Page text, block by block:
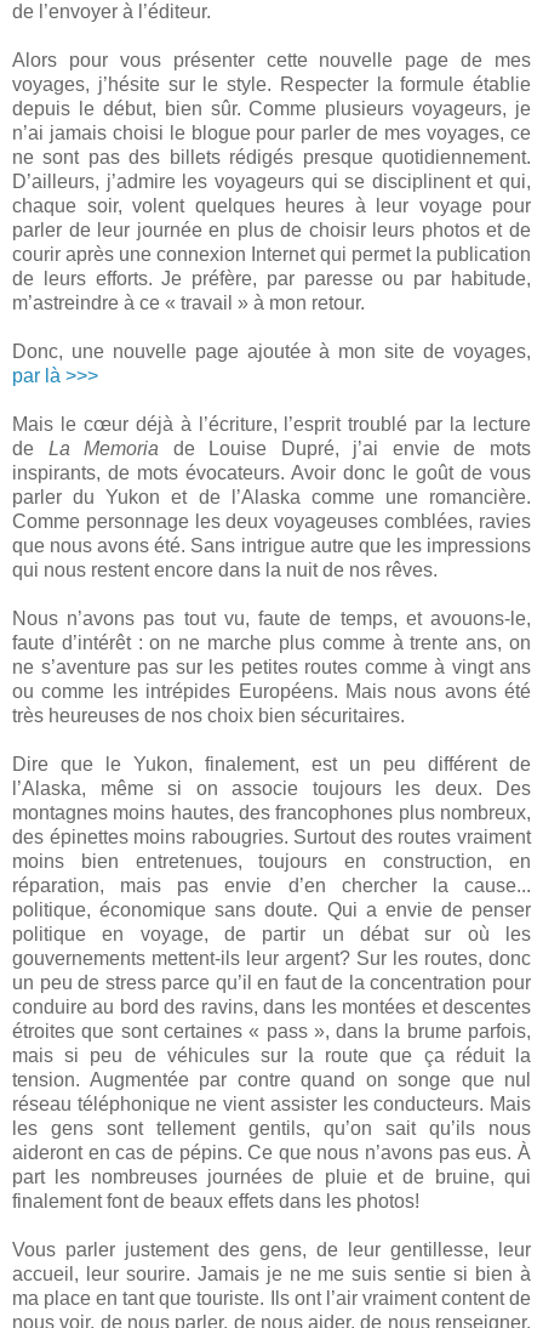
de l’envoyer à l’éditeur.
Alors pour vous présenter cette nouvelle page de mes
voyages, j’hésite sur le style. Respecter la formule établie
depuis le début, bien sûr. Comme plusieurs voyageurs, je
n’ai jamais choisi le blogue pour parler de mes voyages, ce
ne sont pas des billets rédigés presque quotidiennement.
D’ailleurs, j’admire les voyageurs qui se disciplinent et qui,
chaque soir, volent quelques heures à leur voyage pour
parler de leur journée en plus de choisir leurs photos et de
courir après une connexion Internet qui permet la publication
de leurs efforts. Je préfère, par paresse ou par habitude,
m’astreindre à ce « travail » à mon retour.
Donc, une nouvelle page ajoutée à mon site de voyages,
par là >>>
Mais le cœur déjà à l’écriture, l’esprit troublé par la lecture
de La Memoria de Louise Dupré, j’ai envie de mots
inspirants, de mots évocateurs. Avoir donc le goût de vous
parler du Yukon et de l’Alaska comme une romancière.
Comme personnage les deux voyageuses comblées, ravies
que nous avons été. Sans intrigue autre que les impressions
qui nous restent encore dans la nuit de nos rêves.
Nous n’avons pas tout vu, faute de temps, et avouons-le,
faute d’intérêt : on ne marche plus comme à trente ans, on
ne s’aventure pas sur les petites routes comme à vingt ans
ou comme les intrépides Européens. Mais nous avons été
très heureuses de nos choix bien sécuritaires.
Dire que le Yukon, finalement, est un peu différent de
l’Alaska, même si on associe toujours les deux. Des
montagnes moins hautes, des francophones plus nombreux,
des épinettes moins rabougries. Surtout des routes vraiment
moins bien entretenues, toujours en construction, en
réparation, mais pas envie d’en chercher la cause...
politique, économique sans doute. Qui a envie de penser
politique en voyage, de partir un débat sur où les
gouvernements mettent-ils leur argent? Sur les routes, donc
un peu de stress parce qu’il en faut de la concentration pour
conduire au bord des ravins, dans les montées et descentes
étroites que sont certaines « pass », dans la brume parfois,
mais si peu de véhicules sur la route que ça réduit la
tension. Augmentée par contre quand on songe que nul
réseau téléphonique ne vient assister les conducteurs. Mais
les gens sont tellement gentils, qu’on sait qu’ils nous
aideront en cas de pépins. Ce que nous n’avons pas eus. À
part les nombreuses journées de pluie et de bruine, qui
finalement font de beaux effets dans les photos!
Vous parler justement des gens, de leur gentillesse, leur
accueil, leur sourire. Jamais je ne me suis sentie si bien à
ma place en tant que touriste. Ils ont l’air vraiment content de
nous voir, de nous parler, de nous aider, de nous renseigner.